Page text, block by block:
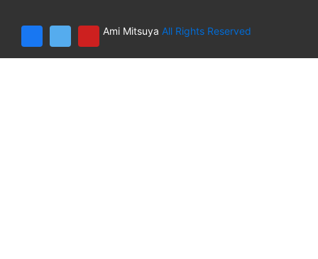
Ami Mitsuya All Rights Reserved